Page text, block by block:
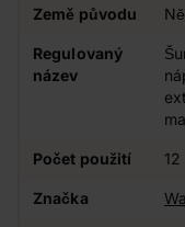
Země původu
Regulovaný
název
Počet použití 12
Značka